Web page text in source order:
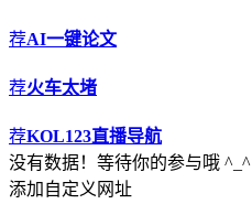
荐AI一键论文
荐火车太堵
荐KOL123直播导航
没有数据！等待你的参与哦 ^_^
添加自定义网址